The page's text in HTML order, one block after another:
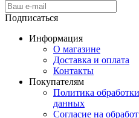
Подписаться
Информация
О магазине
Доставка и оплата
Контакты
Покупателям
Политика
данных
Согласие на